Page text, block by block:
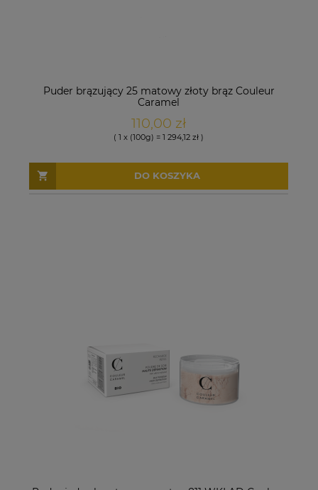
Puder brązujący 25 matowy złoty brąz Couleur
Caramel
110,00 zł
( 1 x (100g) = 1 294,12 zł )
DO KOSZYKA